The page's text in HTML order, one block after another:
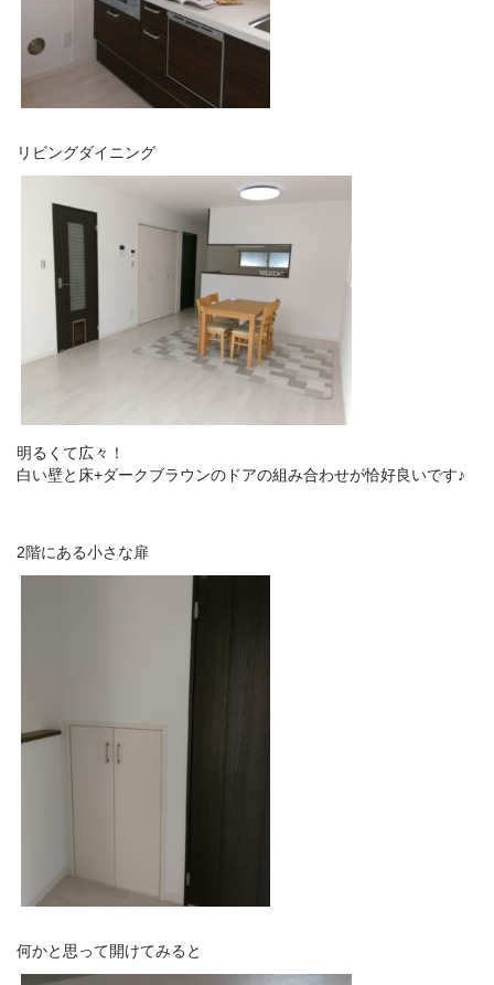
リビングダイニング
明るくて広々！
白い壁と床+ダークブラウンのドアの組み合わせが恰好良いです♪
2階にある小さな扉
何かと思って開けてみると